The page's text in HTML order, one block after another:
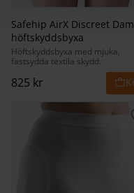
Safehip AirX Discreet Dam
höftskyddsbyxa
Höftskyddsbyxa med mjuka,
fastsydda textila skydd.
825 kr